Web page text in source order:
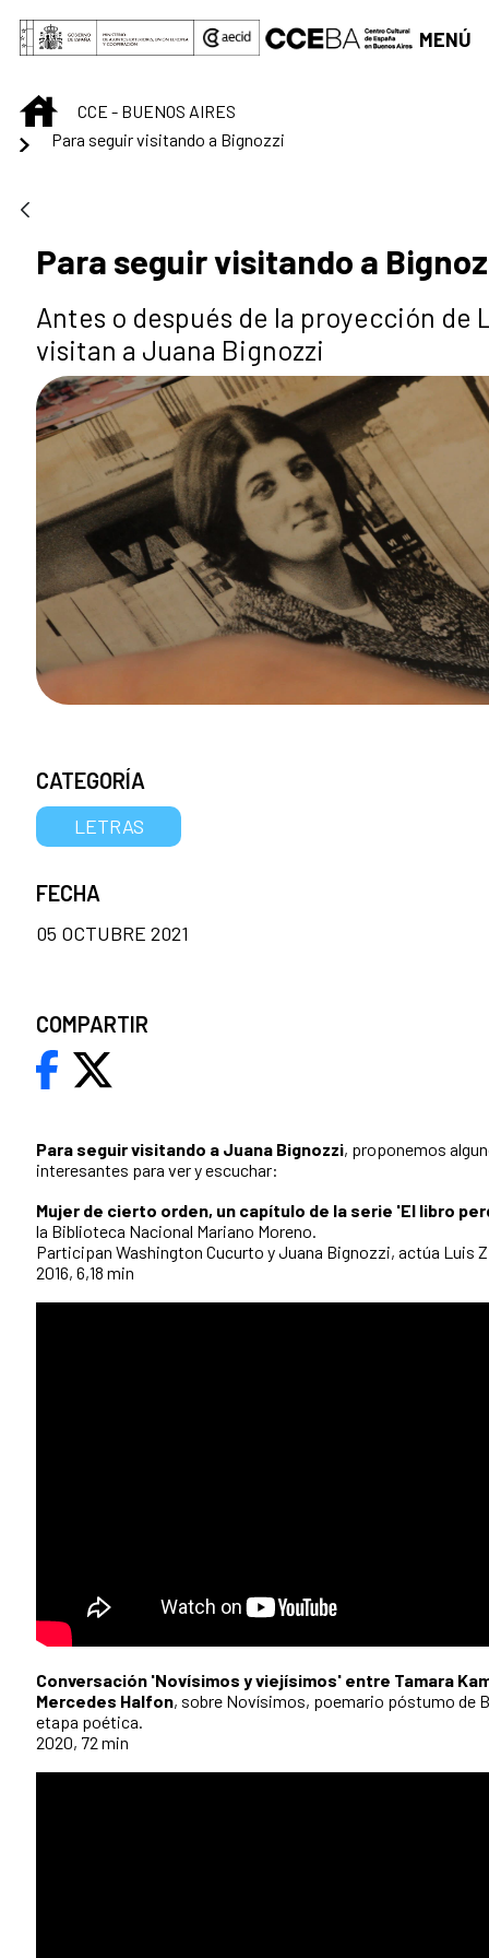
Saltar al contenido principal
MENÚ
INICIOCCE - BUENOS AIRES
Para seguir visitando a Bignozzi
Para seguir visitando a
Antes o después de la proyección de
visitan a Juana Bignozzi
Para seguir visitando a Juana Bignozzi, proponemos
interesantes para ver y escuchar:
Mujer de cierto orden, un capítulo de la serie 'El libro
la Biblioteca Nacional Mariano Moreno.
Participan Washington Cucurto y Juana Bignozzi, actúa Luis
2016, 6,18 min
Conversación 'Novísimos y viejísimos' entre Tamara
Mercedes Halfon, sobre Novísimos, poemario póstumo de
etapa poética.
2020, 72 min
CATEGORÍA
LETRAS
FECHA
05 OCTUBRE 2021
COMPARTIR